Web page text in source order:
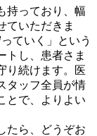
持っており、幅
ていただきま
ていく」という
トし、患者さま
り続けます。医
タッフ全員が情
とで、よりよい
たら、どうぞお